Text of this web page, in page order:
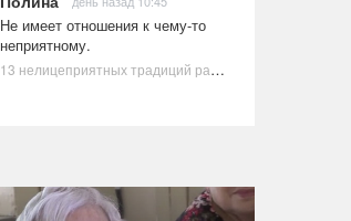
Не имеет отношения к чему-то
неприятному.
13 нелицеприятных традиций разных стран, которые могут шокировать неподготовленного человека